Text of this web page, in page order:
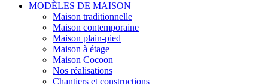
MODÈLES DE MAISON
Maison traditionnelle
Maison contemporaine
Maison plain-pied
Maison à étage
Maison Cocoon
Nos réalisations
Chantiers et constructions